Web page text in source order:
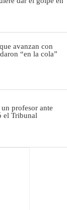
avanzan con
“en la cola”
profesor ante
el Tribunal